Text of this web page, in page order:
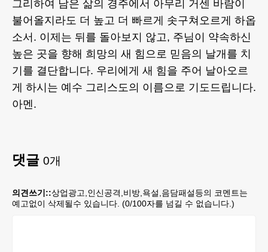
그리하여 남은 삶의 경주에서 아무리 거센 바람이
불어올지라도 더 높고 더 빠르게 솟구쳐오르게 하옵
소서. 이제는 뒤를 돌아보지 않고, 주님이 약속하신
높은 곳을 향해 희망의 새 힘으로 믿음의 날개를 치
기를 결단합니다. 우리에게 새 힘을 주어 날아오르
게 하시는 예수 그리스도의 이름으로 기도드립니다.
아멘.
댓글 0개
의견쓰기::상업광고,인신공격,비방,욕설,음담패설등의 코멘트는
예고없이 삭제될수 있습니다. (0/100자를 넘길 수 없습니다.)